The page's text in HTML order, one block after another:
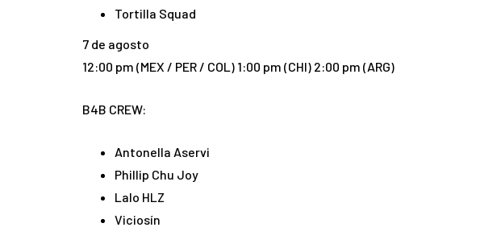
Tortilla Squad
7 de agosto
12:00 pm (MEX / PER / COL) 1:00 pm (CHI) 2:00 pm (ARG)
B4B CREW:
Antonella Aservi
Phillip Chu Joy
Lalo HLZ
Viciosín